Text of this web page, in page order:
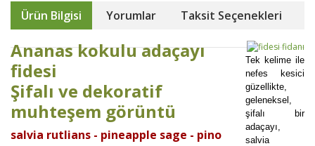
Ürün Bilgisi Yorumlar Taksit Seçenekleri
Ananas kokulu adaçayı
fidesi
Şifalı ve dekoratif
muhteşem görüntü
salvia rutlians - pineapple sage - pino
Tek kelime ile
nefes kesici
güzellikte,
geleneksel,
şifalı bir
adaçayı,
salvia